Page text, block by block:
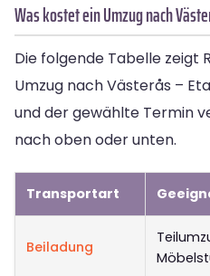
Was kostet ein Umzug nach
Die folgende Tabelle zeigt
Umzug nach Västerås –
und der gewählte Termin
nach oben oder unten.
Transportart
Beiladung